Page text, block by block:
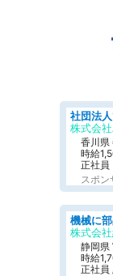
株式会
香川県
時給
正社員
スポン
機械に
株式会
静岡県
時給
正社員